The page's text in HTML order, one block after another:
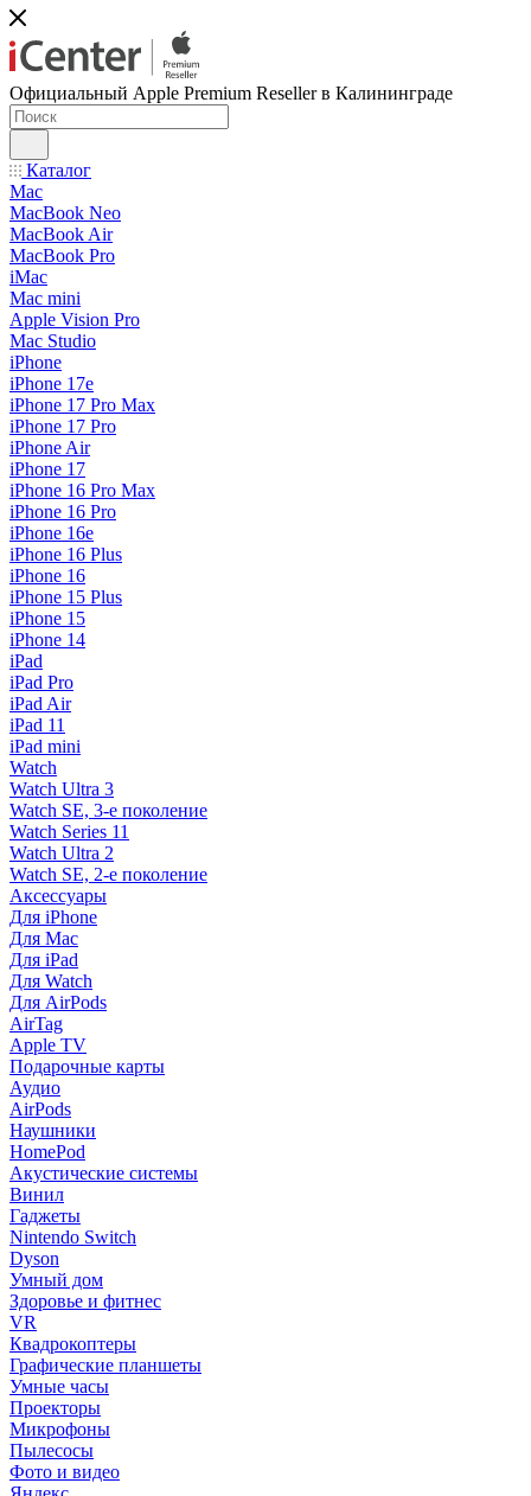
Официальный Apple Premium Reseller в Калининграде
Каталог
Mac
MacBook Neo
MacBook Air
MacBook Pro
iMac
Mac mini
Apple Vision Pro
Mac Studio
iPhone
iPhone 17e
iPhone 17 Pro Max
iPhone 17 Pro
iPhone Air
iPhone 17
iPhone 16 Pro Max
iPhone 16 Pro
iPhone 16e
iPhone 16 Plus
iPhone 16
iPhone 15 Plus
iPhone 15
iPhone 14
iPad
iPad Pro
iPad Air
iPad 11
iPad mini
Watch
Watch Ultra 3
Watch SE, 3-е поколение
Watch Series 11
Watch Ultra 2
Watch SE, 2-е поколение
Аксессуары
Для iPhone
Для Mac
Для iPad
Для Watch
Для AirPods
AirTag
Apple TV
Подарочные карты
Аудио
AirPods
Наушники
HomePod
Акустические системы
Винил
Гаджеты
Nintendo Switch
Dyson
Умный дом
Здоровье и фитнес
VR
Квадрокоптеры
Графические планшеты
Умные часы
Проекторы
Микрофоны
Пылесосы
Фото и видео